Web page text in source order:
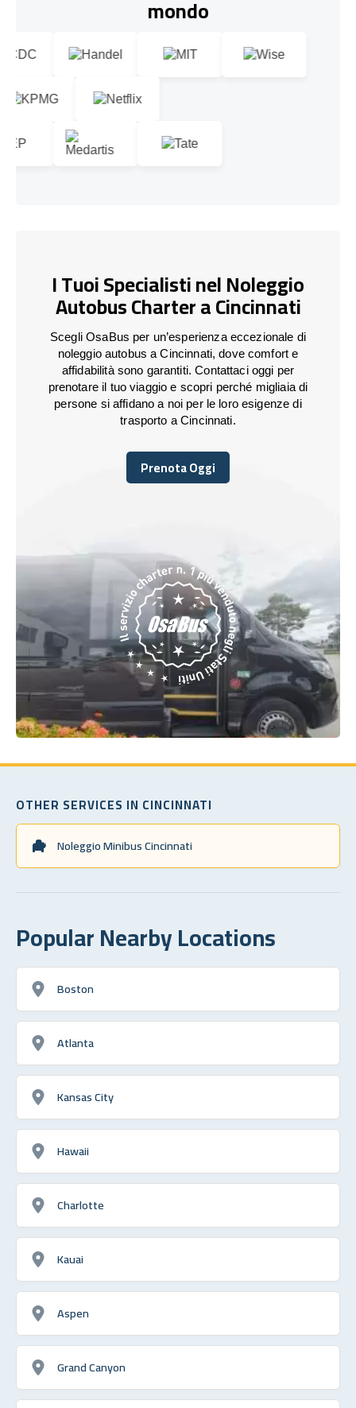
mondo
I Tuoi Specialisti nel Noleggio
Autobus Charter a Cincinnati
Scegli OsaBus per un’esperienza eccezionale di
noleggio autobus a Cincinnati, dove comfort e
affidabilità sono garantiti. Contattaci oggi per
prenotare il tuo viaggio e scopri perché migliaia di
persone si affidano a noi per le loro esigenze di
trasporto a Cincinnati.
Prenota Oggi
Prenota Oggi
OTHER SERVICES IN CINCINNATI
Noleggio Minibus Cincinnati
Popular Nearby Locations
Boston
Atlanta
Kansas City
Hawaii
Charlotte
Kauai
Aspen
Grand Canyon